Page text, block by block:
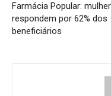
Farmácia Popular:
respondem por 62% dos
beneficiários